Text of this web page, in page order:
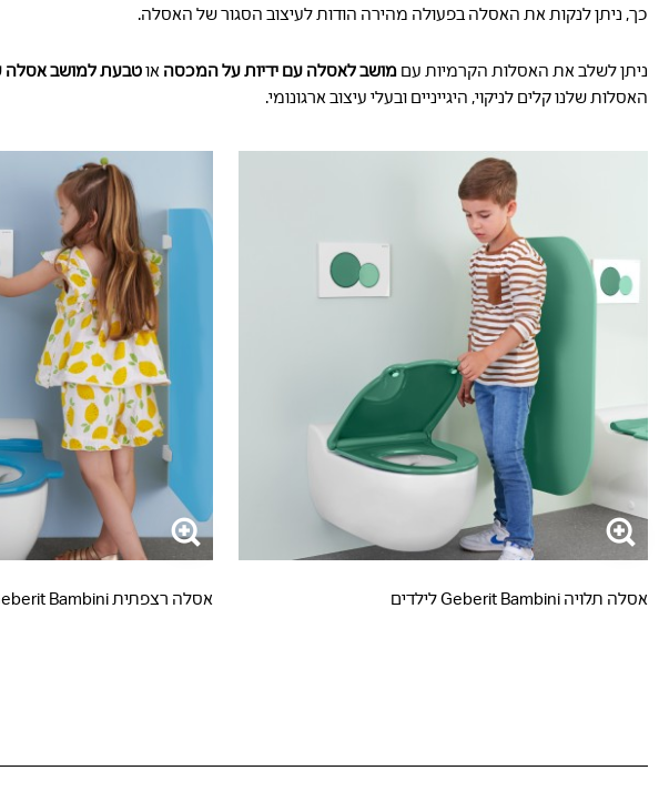
כך, ניתן לנקות את האסלה בפעולה מהירה הודות לעיצוב הסגור של האסלה.
ניתן לשלב את האסלות הקרמיות עם מושב לאסלה עם ידיות על המכסה אוטבעת למושב אסלה
האסלות שלנו קלים לניקוי, היגייניים ובעלי עיצוב ארגונומי.
אסלה תלויה Geberit Bambini לילדים אסלה רצפתית Geberit Bambini לילדים